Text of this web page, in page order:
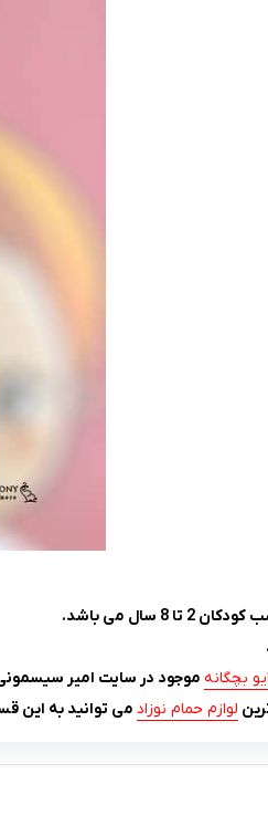
سال می باشد.
بچگانه موجود در سایت امیر
لوازم حمام نوزاد می توانید به این